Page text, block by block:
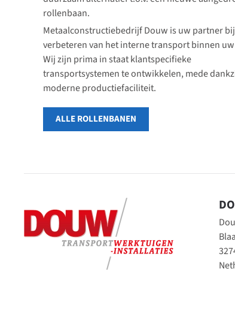
rollenbaan.
Metaalconstructiebedrijf Douw is uw partner
verbeteren van het interne transport binnen
Wij zijn prima in staat klantspecifieke
transportsystemen te ontwikkelen, mede
moderne productiefaciliteit.
ALLE ROLLENBANEN